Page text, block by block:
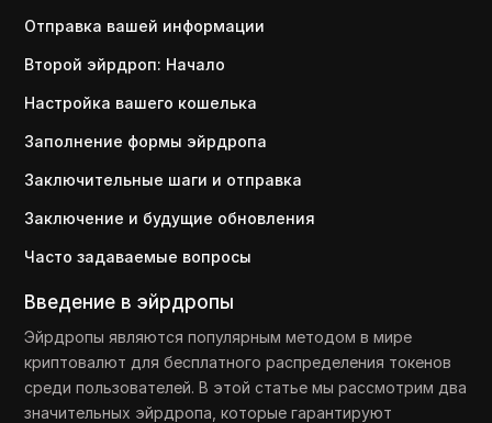
Отправка вашей информации
Второй эйрдроп: Начало
Настройка вашего кошелька
Заполнение формы эйрдропа
Заключительные шаги и отправка
Заключение и будущие обновления
Часто задаваемые вопросы
Введение в эйрдропы
Эйрдропы являются популярным методом в мире
криптовалют для бесплатного распределения токенов
среди пользователей. В этой статье мы рассмотрим два
значительных эйрдропа, которые гарантируют